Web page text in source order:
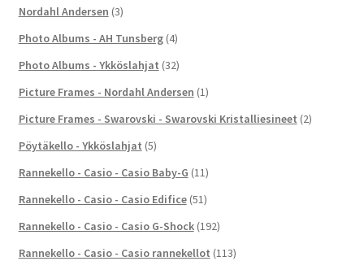
Nordahl Andersen (3)
Photo Albums - AH Tunsberg (4)
Photo Albums - Ykköslahjat (32)
Picture Frames - Nordahl Andersen (1)
Picture Frames - Swarovski - Swarovski Kristalliesineet (2)
Pöytäkello - Ykköslahjat (5)
Rannekello - Casio - Casio Baby-G (11)
Rannekello - Casio - Casio Edifice (51)
Rannekello - Casio - Casio G-Shock (192)
Rannekello - Casio - Casio rannekellot (113)